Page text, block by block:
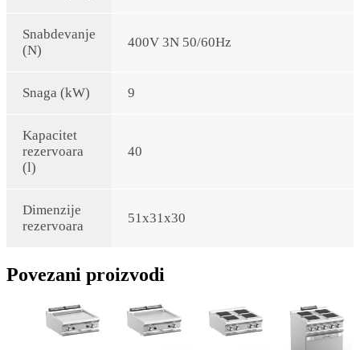
Snabdevanje
(N)
400V 3N 50/60Hz
Snaga (kW) 9
Kapacitet
rezervoara
(l)
40
Dimenzije
rezervoara
51x31x30
Povezani proizvodi